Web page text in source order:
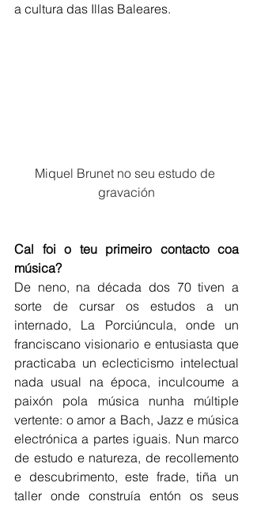
a cultura das Illas Baleares.
Miquel Brunet no seu estudo de
gravación
Cal foi o teu primeiro contacto coa
música?
De neno, na década dos 70 tiven a
sorte de cursar os estudos a un
internado, La Porciúncula, onde un
franciscano visionario e entusiasta que
practicaba un eclecticismo intelectual
nada usual na época, inculcoume a
paixón pola música nunha múltiple
vertente: o amor a Bach, Jazz e música
electrónica a partes iguais. Nun marco
de estudo e natureza, de recollemento
e descubrimento, este frade, tiña un
taller onde construía entón os seus